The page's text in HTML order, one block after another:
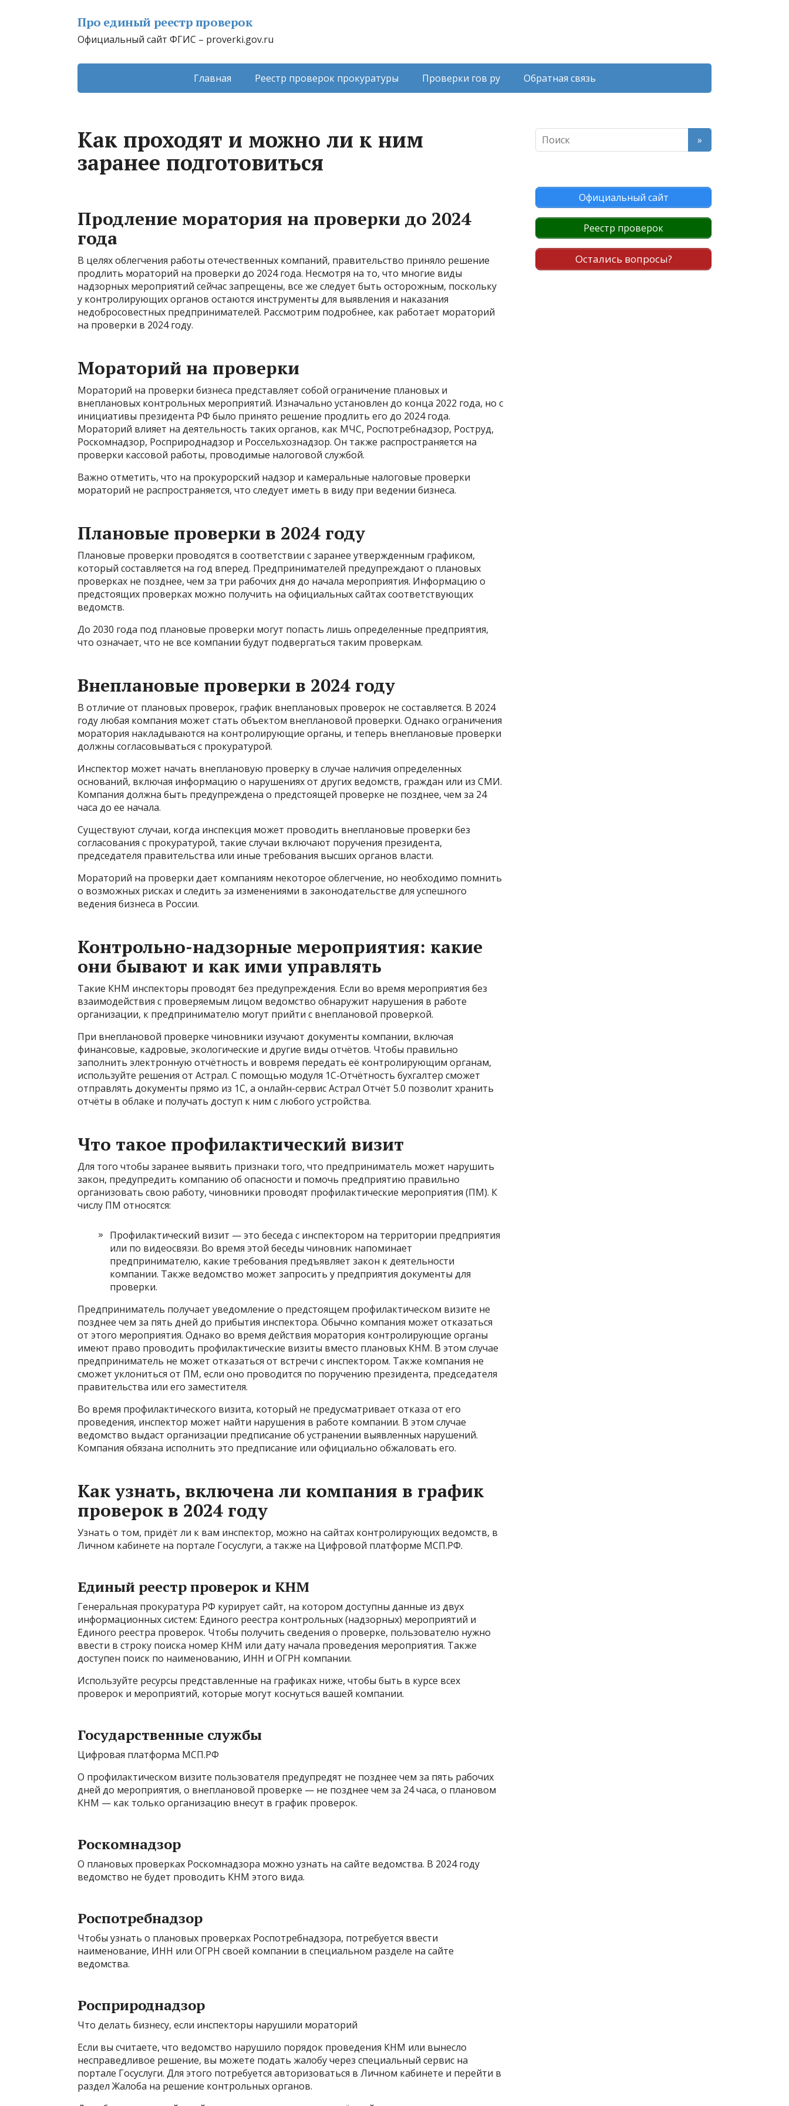
Про единый реестр проверок
Официальный сайт ФГИС – proverki.gov.ru
Главная Реестр проверок прокуратуры Проверки гов ру Обратная связь
Как проходят и можно ли к ним
заранее подготовиться
Продление моратория на проверки до 2024
года
В целях облегчения работы отечественных компаний, правительство приняло решение
продлить мораторий на проверки до 2024 года. Несмотря на то, что многие виды
надзорных мероприятий сейчас запрещены, все же следует быть осторожным, поскольку
у контролирующих органов остаются инструменты для выявления и наказания
недобросовестных предпринимателей. Рассмотрим подробнее, как работает мораторий
на проверки в 2024 году.
Мораторий на проверки
Мораторий на проверки бизнеса представляет собой ограничение плановых и
внеплановых контрольных мероприятий. Изначально установлен до конца 2022 года, но с
инициативы президента РФ было принято решение продлить его до 2024 года.
Мораторий влияет на деятельность таких органов, как МЧС, Роспотребнадзор, Роструд,
Роскомнадзор, Росприроднадзор и Россельхознадзор. Он также распространяется на
проверки кассовой работы, проводимые налоговой службой.
Важно отметить, что на прокурорский надзор и камеральные налоговые проверки
мораторий не распространяется, что следует иметь в виду при ведении бизнеса.
Плановые проверки в 2024 году
Плановые проверки проводятся в соответствии с заранее утвержденным графиком,
который составляется на год вперед. Предпринимателей предупреждают о плановых
проверках не позднее, чем за три рабочих дня до начала мероприятия. Информацию о
предстоящих проверках можно получить на официальных сайтах соответствующих
ведомств.
До 2030 года под плановые проверки могут попасть лишь определенные предприятия,
что означает, что не все компании будут подвергаться таким проверкам.
Внеплановые проверки в 2024 году
В отличие от плановых проверок, график внеплановых проверок не составляется. В 2024
году любая компания может стать объектом внеплановой проверки. Однако ограничения
моратория накладываются на контролирующие органы, и теперь внеплановые проверки
должны согласовываться с прокуратурой.
Инспектор может начать внеплановую проверку в случае наличия определенных
оснований, включая информацию о нарушениях от других ведомств, граждан или из СМИ.
Компания должна быть предупреждена о предстоящей проверке не позднее, чем за 24
часа до ее начала.
Существуют случаи, когда инспекция может проводить внеплановые проверки без
согласования с прокуратурой, такие случаи включают поручения президента,
председателя правительства или иные требования высших органов власти.
Мораторий на проверки дает компаниям некоторое облегчение, но необходимо помнить
о возможных рисках и следить за изменениями в законодательстве для успешного
ведения бизнеса в России.
Контрольно-надзорные мероприятия: какие
они бывают и как ими управлять
Такие КНМ инспекторы проводят без предупреждения. Если во время мероприятия без
взаимодействия с проверяемым лицом ведомство обнаружит нарушения в работе
организации, к предпринимателю могут прийти с внеплановой проверкой.
При внеплановой проверке чиновники изучают документы компании, включая
финансовые, кадровые, экологические и другие виды отчётов. Чтобы правильно
заполнить электронную отчётность и вовремя передать её контролирующим органам,
используйте решения от Астрал. С помощью модуля 1С-Отчётность бухгалтер сможет
отправлять документы прямо из 1С, а онлайн-сервис Астрал Отчёт 5.0 позволит хранить
отчёты в облаке и получать доступ к ним с любого устройства.
Что такое профилактический визит
Для того чтобы заранее выявить признаки того, что предприниматель может нарушить
закон, предупредить компанию об опасности и помочь предприятию правильно
организовать свою работу, чиновники проводят профилактические мероприятия (ПМ). К
числу ПМ относятся:
Профилактический визит — это беседа с инспектором на территории предприятия
или по видеосвязи. Во время этой беседы чиновник напоминает
предпринимателю, какие требования предъявляет закон к деятельности
компании. Также ведомство может запросить у предприятия документы для
проверки.
Предприниматель получает уведомление о предстоящем профилактическом визите не
позднее чем за пять дней до прибытия инспектора. Обычно компания может отказаться
от этого мероприятия. Однако во время действия моратория контролирующие органы
имеют право проводить профилактические визиты вместо плановых КНМ. В этом случае
предприниматель не может отказаться от встречи с инспектором. Также компания не
сможет уклониться от ПМ, если оно проводится по поручению президента, председателя
правительства или его заместителя.
Во время профилактического визита, который не предусматривает отказа от его
проведения, инспектор может найти нарушения в работе компании. В этом случае
ведомство выдаст организации предписание об устранении выявленных нарушений.
Компания обязана исполнить это предписание или официально обжаловать его.
Как узнать, включена ли компания в график
проверок в 2024 году
Узнать о том, придёт ли к вам инспектор, можно на сайтах контролирующих ведомств, в
Личном кабинете на портале Госуслуги, а также на Цифровой платформе МСП.РФ.
Единый реестр проверок и КНМ
Генеральная прокуратура РФ курирует сайт, на котором доступны данные из двух
информационных систем: Единого реестра контрольных (надзорных) мероприятий и
Единого реестра проверок. Чтобы получить сведения о проверке, пользователю нужно
ввести в строку поиска номер КНМ или дату начала проведения мероприятия. Также
доступен поиск по наименованию, ИНН и ОГРН компании.
Используйте ресурсы представленные на графиках ниже, чтобы быть в курсе всех
проверок и мероприятий, которые могут коснуться вашей компании.
Государственные службы
Цифровая платформа МСП.РФ
О профилактическом визите пользователя предупредят не позднее чем за пять рабочих
дней до мероприятия, о внеплановой проверке — не позднее чем за 24 часа, о плановом
КНМ — как только организацию внесут в график проверок.
Роскомнадзор
О плановых проверках Роскомнадзора можно узнать на сайте ведомства. В 2024 году
ведомство не будет проводить КНМ этого вида.
Роспотребнадзор
Чтобы узнать о плановых проверках Роспотребнадзора, потребуется ввести
наименование, ИНН или ОГРН своей компании в специальном разделе на сайте
ведомства.
Росприроднадзор
Что делать бизнесу, если инспекторы нарушили мораторий
Если вы считаете, что ведомство нарушило порядок проведения КНМ или вынесло
несправедливое решение, вы можете подать жалобу через специальный сервис на
портале Госуслуги. Для этого потребуется авторизоваться в Личном кабинете и перейти в
раздел Жалоба на решение контрольных органов.
Официальный сайт
Реестр проверок
Остались вопросы?